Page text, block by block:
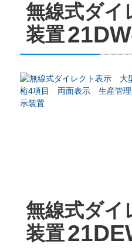
無線式ダ
装置
無線式ダ
装置